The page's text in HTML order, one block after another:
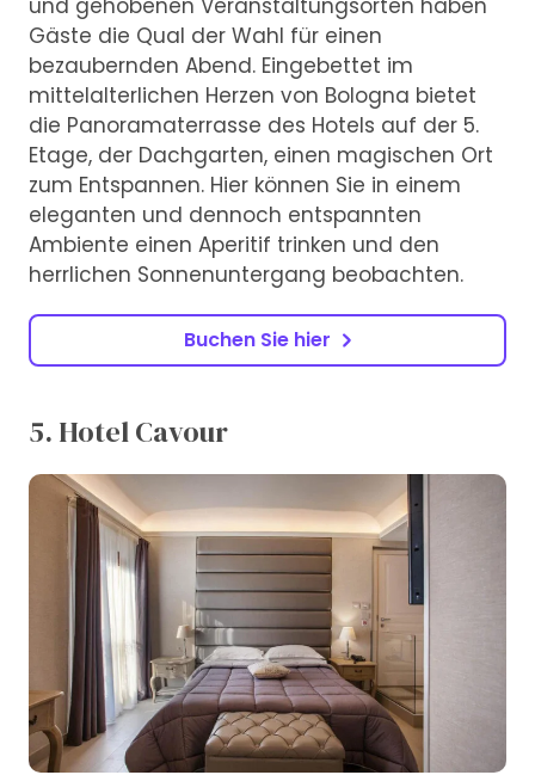
und gehobenen Veranstaltungsorten haben
Gäste die Qual der Wahl für einen
bezaubernden Abend. Eingebettet im
mittelalterlichen Herzen von Bologna bietet
die Panoramaterrasse des Hotels auf der 5.
Etage, der Dachgarten, einen magischen Ort
zum Entspannen. Hier können Sie in einem
eleganten und dennoch entspannten
Ambiente einen Aperitif trinken und den
herrlichen Sonnenuntergang beobachten.
Buchen Sie hier
5. Hotel Cavour